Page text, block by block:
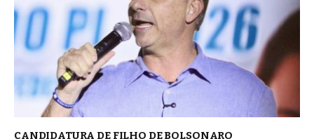
CANDIDATURA DE FILHO DE BOLSONARO